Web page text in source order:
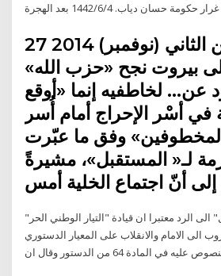
حكومة حسان دياب. 4‏‏/6‏‏/1442 بعد الهجرة
27 تشرين الثاني (نوفمبر) 2014
بيروت نجح «حزب الله»
عن… لخاطفيه إنما «أوقع
في أسْر الإحراج أمام أُسر
وفق ما عبّرت
لـ« المستقبل»، مشيرةً
إلى أنّ اجتماع الخلية أمس
الرد معتبرا ان قيادة "التيار الوطني الحر"
الى الامام والانقلاب على المعيار الدستوري
المادة 64 من الدستور وقال ان